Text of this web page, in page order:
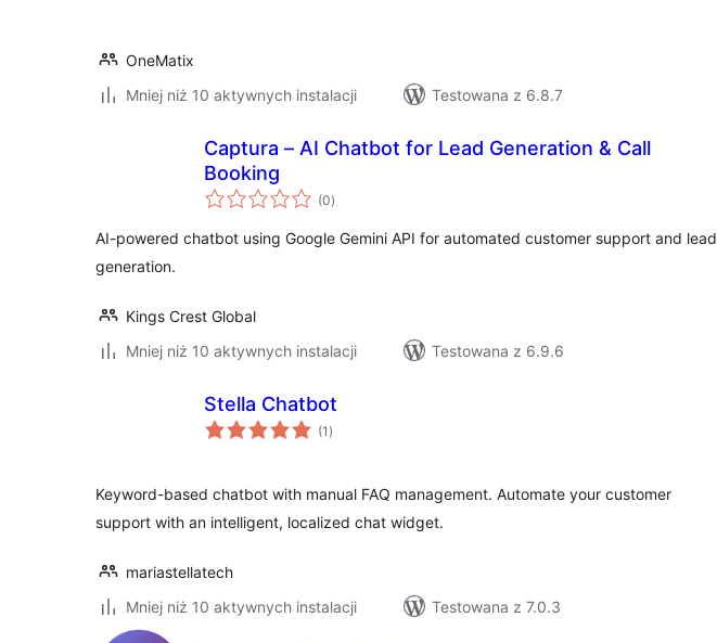
OneMatix
Mniej niż 10 aktywnych instalacji
Testowana z 6.8.7
Captura – AI Chatbot for Lead Generation & Call
Booking
(0wszystkich
ocen
)
AI-powered chatbot using Google Gemini API for automated customer support and lead
generation.
Kings Crest Global
Mniej niż 10 aktywnych instalacji
Testowana z 6.9.6
Stella Chatbot
(1 wszystkich
ocen
)
Keyword-based chatbot with manual FAQ management. Automate your customer
support with an intelligent, localized chat widget.
mariastellatech
Mniej niż 10 aktywnych instalacji
Testowana z 7.0.3